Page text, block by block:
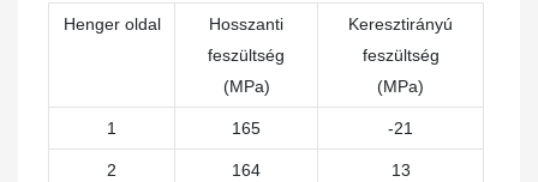
Henger oldal
Hosszanti
feszültség
(MPa)
Keresztirányú
feszültség
(MPa)
1 165 -21
2 164 13